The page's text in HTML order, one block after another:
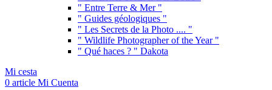
" Entre Terre & Mer "
" Guides géologiques "
" Les Secrets de la Photo .... "
" Wildlife Photographer of the Year "
" Qué haces ? " Dakota
Mi cesta
0 article Mi Cuenta